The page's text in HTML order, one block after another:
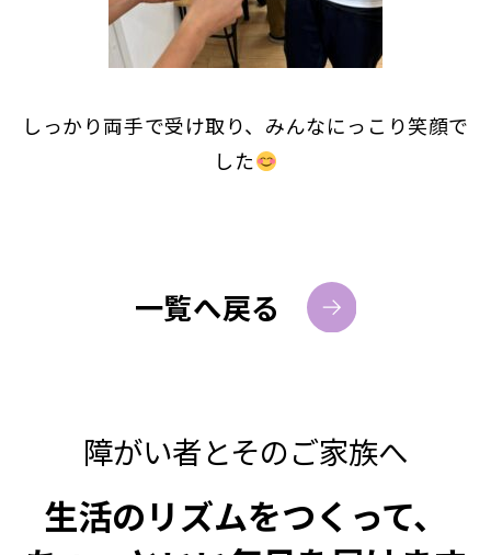
しっかり両手で受け取り、みんなにっこり笑顔で
した
一覧へ戻る
障がい者とそのご家族へ
生活のリズムをつくって、